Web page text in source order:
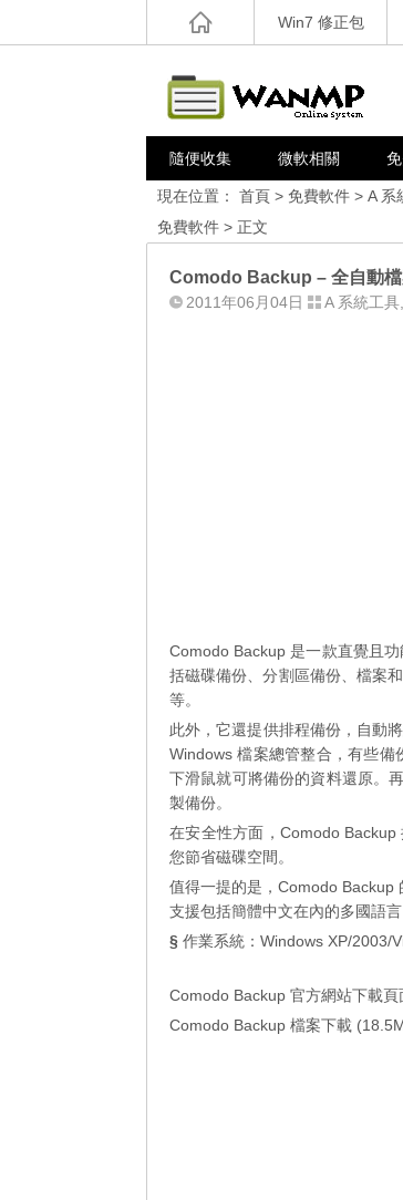
Win7 修正包
隨便收集 微軟相關
現在位置： 首頁 > 免費軟件 > A 系
免費軟件 > 正文
Comodo Backup – 全自動
2011年06月04日 A 系統工具
Comodo Backup 是一款直覺且
括磁碟備份、分割區備份、檔案
等。
此外，它還提供排程備份，自動
Windows 檔案總管整合，有些
下滑鼠就可將備份的資料還原。
製備份。
在安全性方面，Comodo
您節省磁碟空間。
值得一提的是，Comodo Backup
支援包括簡體中文在內的多國語言
§ 作業系統：Windows XP/2003/
Comodo Backup 官方網站下載頁
Comodo Backup 檔案下載